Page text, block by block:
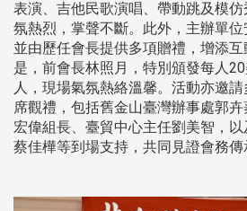
表演、吉他民歌演唱、帶動跳及模
氛熱烈，掌聲不斷。此外，主辦單位
並由歷任會長提供多項贈禮，增添
是，前會長林照月，特別頒發每人
人，現場氣氛熱絡溫馨。活動亦邀
席觀禮，包括舊金山臺灣辦事處郭
宏偉組長、臺貿中心主任劉美智，
蔡佳樺等到場支持，共同見證會務傳